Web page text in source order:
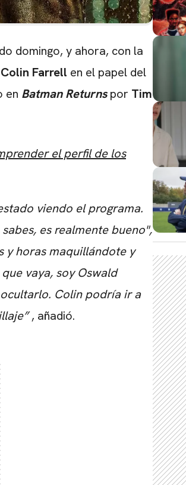
domingo, y ahora, con la
Colin Farrell en el papel del
en Batman Returns por Tim
el perfil de los
viendo el programa.
es realmente bueno",
y horas maquillándote y
vaya, soy Oswald
Colin podría ir a
, añadió.